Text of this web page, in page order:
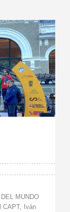
MUNDO
CAPT, Iván